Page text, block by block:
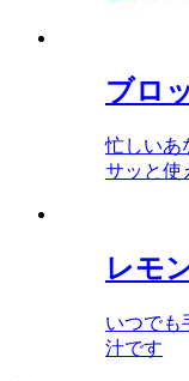
ブロ
忙しいあ
サッと使
レモ
いつでも
汁です